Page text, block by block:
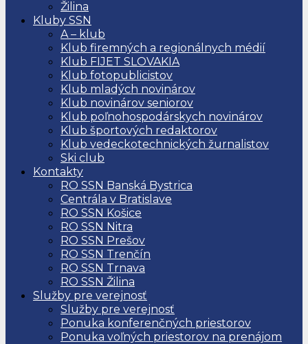
Žilina
Kluby SSN
A – klub
Klub firemných a regionálnych médií
Klub FIJET SLOVAKIA
Klub fotopublicistov
Klub mladých novinárov
Klub novinárov seniorov
Klub poľnohospodárskych novinárov
Klub športových redaktorov
Klub vedeckotechnických žurnalistov
Ski club
Kontakty
RO SSN Banská Bystrica
Centrála v Bratislave
RO SSN Košice
RO SSN Nitra
RO SSN Prešov
RO SSN Trenčín
RO SSN Trnava
RO SSN Žilina
Služby pre verejnosť
Služby pre verejnosť
Ponuka konferenčných priestorov
Ponuka voľných priestorov na prenájom